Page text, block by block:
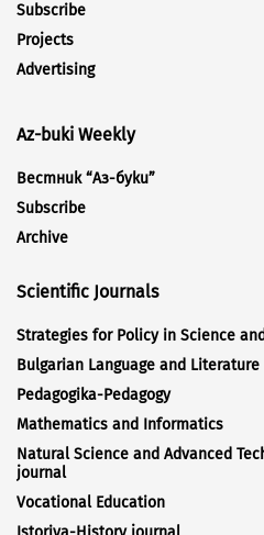
Subscribe
Projects
Advertising
Az-buki Weekly
Вестник “Аз-буки”
Subscribe
Archive
Scientific Journals
Strategies for Policy in Science
Bulgarian Language and Literature
Pedagogika-Pedagogy
Mathematics and Informatics
Natural Science and Advanced
journal
Vocational Education